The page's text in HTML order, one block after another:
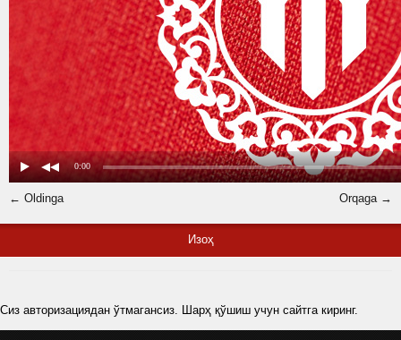
← Oldinga Orqaga →
Изоҳ
Сиз авторизациядан ўтмагансиз. Шарҳ қўшиш учун сайтга киринг.